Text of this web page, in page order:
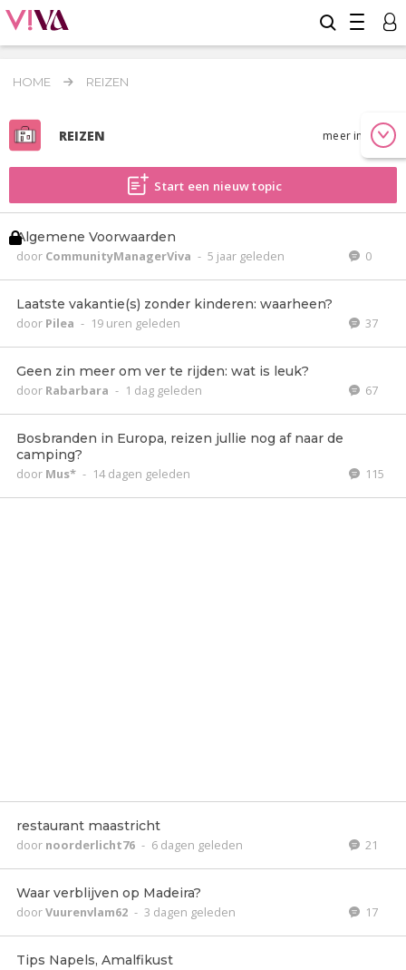
HOME REIZEN
REIZEN meer info
Start een nieuw topic
Algemene Voorwaarden
door CommunityManagerViva - 5 jaar geleden 0
Laatste vakantie(s) zonder kinderen: waarheen?
door Pilea - 19 uren geleden 37
Geen zin meer om ver te rijden: wat is leuk?
door Rabarbara - 1 dag geleden 67
Bosbranden in Europa, reizen jullie nog af naar de
camping?
door Mus* - 14 dagen geleden 115
restaurant maastricht
door noorderlicht76 - 6 dagen geleden 21
Waar verblijven op Madeira?
doorVuurenvlam62 - 3 dagen geleden 17
Tips Napels, Amalfikust